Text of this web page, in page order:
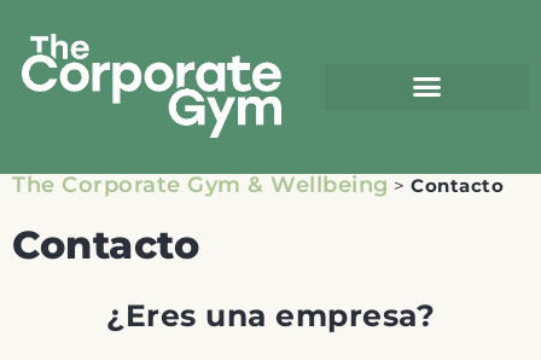
The Corporate Gym & Wellbeing > Contacto
Contacto
¿Eres una empresa?